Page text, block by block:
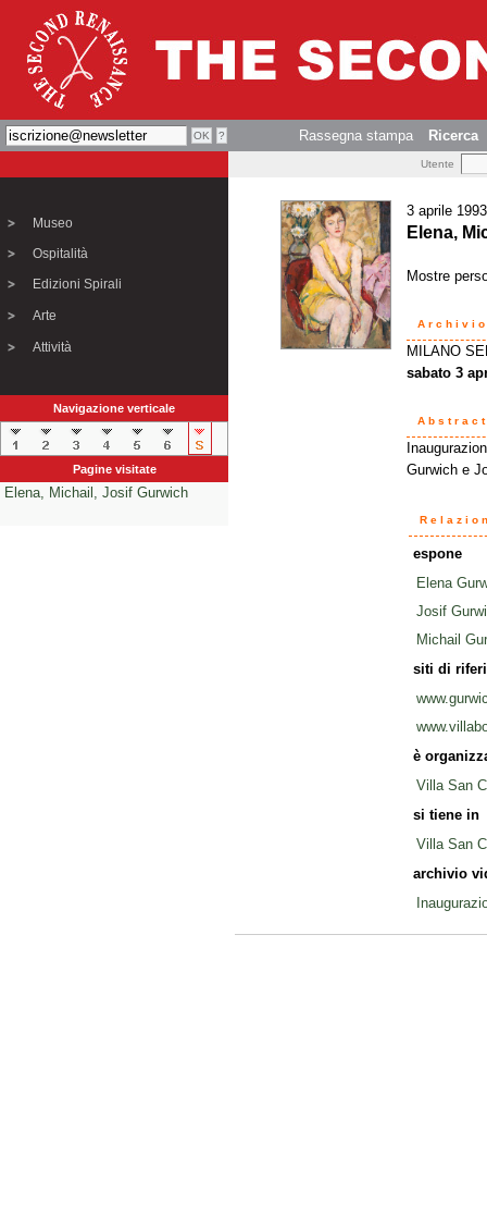
Rassegna stampa Ricerca
Utente
Museo
Ospitalità
Edizioni Spirali
Arte
Attività
Navigazione verticale
Pagine visitate
Elena, Michail, Josif Gurwich
3 aprile 1993
Elena,
Mostre
Archivio
MILANO
sabato 3
Abstract
Gurwich e
espone
Elena
Josif
Michail
siti di
è
Villa San
si tiene in
Villa San
archivio